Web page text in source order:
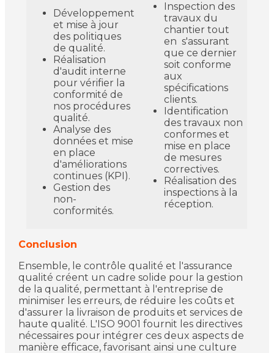
Développement
et mise à jour
des politiques
de qualité.
Réalisation
d'audit interne
pour vérifier la
conformité de
nos procédures
qualité.
Analyse des
données et mise
en place
d'améliorations
continues (KPI).
Gestion des
non-
conformités.
Inspection des
travaux du
chantier tout
en s'assurant
que ce dernier
soit conforme
aux
spécifications
clients.
Identification
des travaux non
conformes et
mise en place
de mesures
correctives.
Réalisation des
inspections à la
réception.
Conclusion
Ensemble, le contrôle qualité et l'assurance
qualité créent un cadre solide pour la gestion
de la qualité, permettant à l'entreprise de
minimiser les erreurs, de réduire les coûts et
d'assurer la livraison de produits et services de
haute qualité. L'ISO 9001 fournit les directives
nécessaires pour intégrer ces deux aspects de
manière efficace, favorisant ainsi une culture